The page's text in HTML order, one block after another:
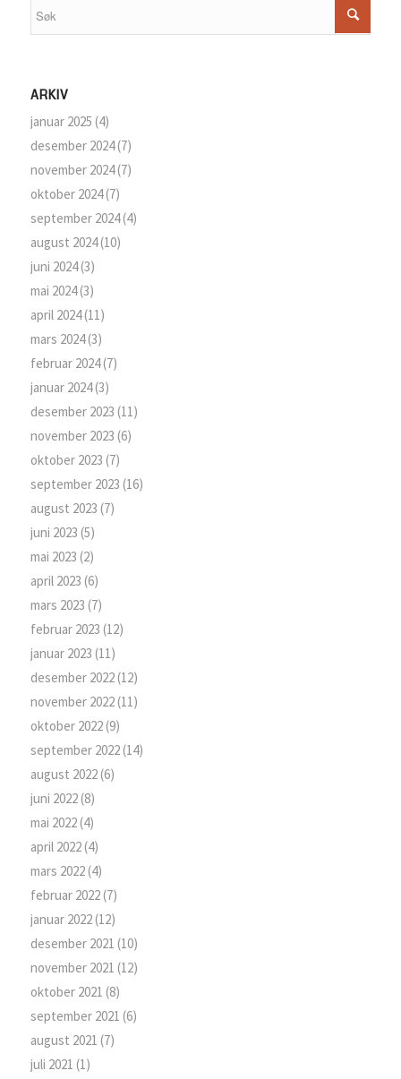
ARKIV
januar 2025 (4)
desember 2024(7)
november 2024(7)
oktober 2024(7)
september 2024(4)
august 2024(10)
juni 2024(3)
mai 2024(3)
april 2024(11)
mars 2024(3)
februar 2024(7)
januar 2024(3)
desember 2023 (11)
november 2023 (6)
oktober 2023 (7)
september 2023 (16)
august 2023 (7)
juni 2023 (5)
mai 2023 (2)
april 2023 (6)
mars 2023 (7)
februar 2023 (12)
januar 2023 (11)
desember 2022(12)
november 2022(11)
oktober 2022(9)
september 2022(14)
august 2022(6)
juni 2022(8)
mai 2022(4)
april 2022(4)
mars 2022(4)
februar 2022(7)
januar 2022(12)
desember 2021 (10)
november 2021 (12)
oktober 2021 (8)
september 2021 (6)
august 2021 (7)
juli 2021 (1)